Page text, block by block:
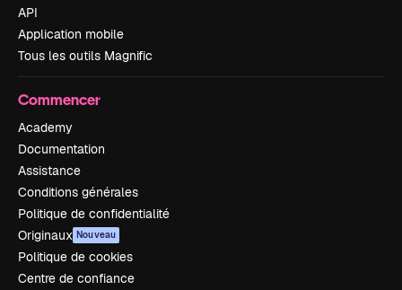
API
Application mobile
Tous les outils Magnific
Commencer
Academy
Documentation
Assistance
Conditions générales
Politique de confidentialité
Originaux Nouveau
Politique de cookies
Centre de confiance